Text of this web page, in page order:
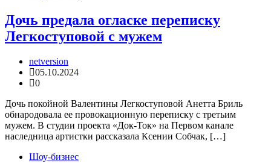
Дочь предала огласке переписку
Легкоступовой с мужем
netversion
05.10.2024
0
Дочь покойной Валентины Легкоступовой Анетта Бриль
обнародовала ее провокационную переписку с третьим
мужем. В студии проекта «Док-Ток» на Первом канале
наследница артистки рассказала Ксении Собчак, […]
Шоу-бизнес